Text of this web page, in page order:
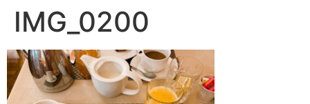
IMG_0200